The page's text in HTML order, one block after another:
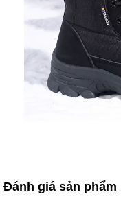
Đánh giá sản phẩm